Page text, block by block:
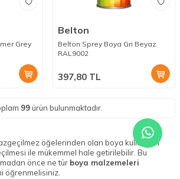
Grey
Belton
Belton Sprey Boya Gri Beyaz
RAL9002
397,80 TL
99 ürün bulunmaktadır.
öğelerinden olan boya kullanılan
ile mükemmel hale getirilebilir. Bu
önce ne tür boya malzemeleri
öğrenmelisiniz.